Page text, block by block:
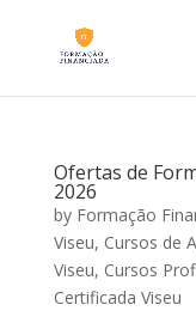
Ofertas de
2026
by Formação
Viseu, Cursos de
Viseu, Cursos
Certificada Viseu